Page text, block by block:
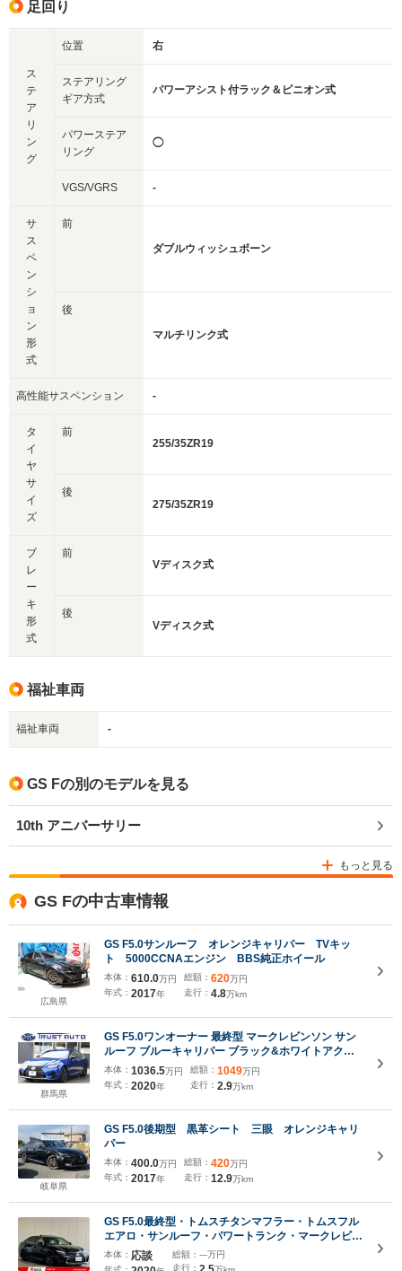
足回り
ス
テ
ア
リ
ン
グ
位置 右
ステアリング
ギア方式
パワーアシスト付ラック＆ピニオン式
パワーステア
リング
◯
VGS/VGRS -
サ
ス
ペ
ン
シ
ョ
ン
形
式
前
ダブルウィッシュボーン
後
マルチリンク式
高性能サスペンション -
タ
イ
ヤ
サ
イ
ズ
前
255/35ZR19
後
275/35ZR19
ブ
レ
ー
キ
形
式
前
Vディスク式
後
Vディスク式
福祉車両
福祉車両 -
GS Fの別のモデルを見る
10th アニバーサリー
もっと見る
GS Fの中古車情報
広島県
GS F5.0サンルーフ オレンジキャリパー TVキッ
ト 5000CCNAエンジン BBS純正ホイール
本体： 610.0万円
年式： 2017年
総額： 620万円
走行： 4.8万km
群馬県
GS F5.0ワンオーナー 最終型 マークレビンソン サン
ルーフ ブルーキャリパー ブラック&ホワイトアクセ
ント本革シート 寒冷地仕様 ヒートブルーコントラス
トレイヤリング(NO8X1) スペアキー&カードキー有
本体： 1036.5万円
年式： 2020年
総額： 1049万円
走行： 2.9万km
岐阜県
GS F5.0後期型 黒革シート 三眼 オレンジキャリ
パー
本体： 400.0万円
年式： 2017年
総額： 420万円
走行： 12.9万km
GS F5.0最終型・トムスチタンマフラー・トムスフル
エアロ・サンルーフ・パワートランク・マークレビン
ソン・純正SDナビ・Bluetoothオーディオ・フルセ
グ・Bカメラ・本革シート・エアーシートシートヒー
本体： 応談 総額： ---万円
走行：